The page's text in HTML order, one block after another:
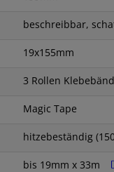
beschreibbar,
19x155mm
3 Rollen
Magic Tape
hitzebeständig
bis 19mm x 33m